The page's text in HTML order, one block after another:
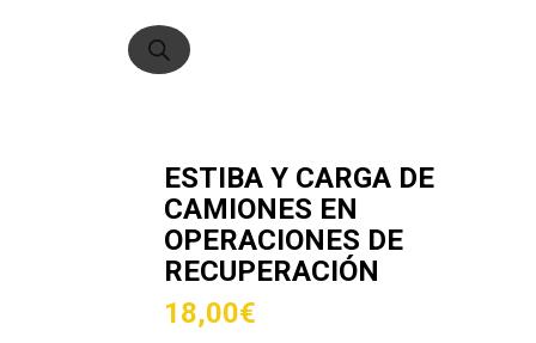
productos
ESTIBA Y CARGA DE
CAMIONES EN
OPERACIONES DE
RECUPERACIÓN
18,00€